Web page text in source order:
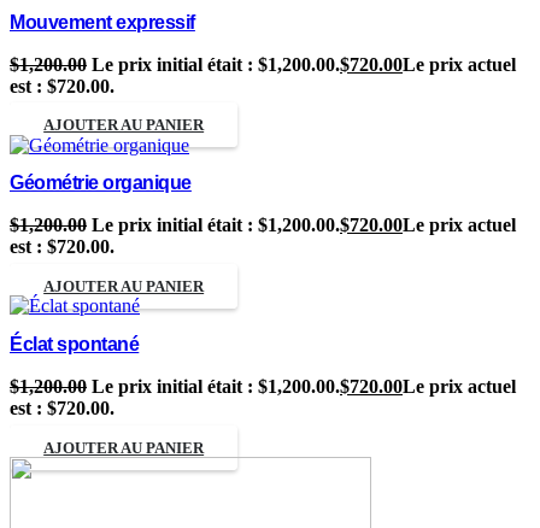
Mouvement expressif
$1,200.00 Le prix initial était : $1,200.00.$720.00Le prix actuel
est : $720.00.
AJOUTER AU PANIER
Géométrie organique
$1,200.00 Le prix initial était : $1,200.00.$720.00Le prix actuel
est : $720.00.
AJOUTER AU PANIER
Éclat spontané
$1,200.00 Le prix initial était : $1,200.00.$720.00Le prix actuel
est : $720.00.
AJOUTER AU PANIER